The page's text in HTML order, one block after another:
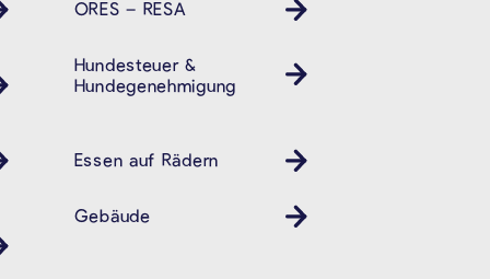
ORES – RESA
Hundesteuer &
Hundegenehmigung
Essen auf Rädern
Gebäude